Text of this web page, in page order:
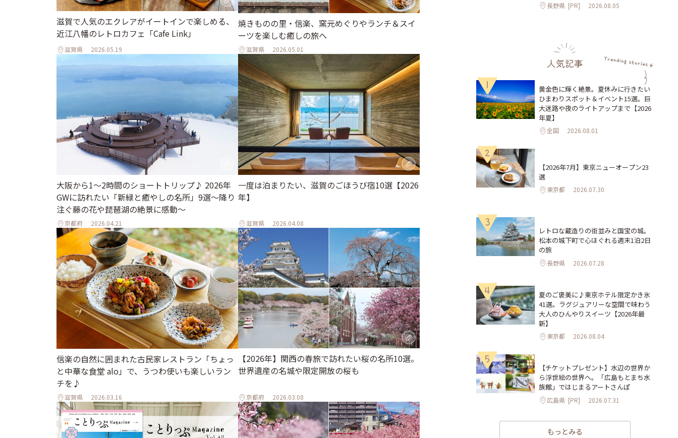
滋賀で人気のエクレアがイートインで楽しめる、
近江八幡のレトロカフェ「Cafe Link」
滋賀県 2026.05.19
焼きものの里・信楽、窯元めぐりやランチ＆スイ
ーツを楽しむ癒しの旅へ
滋賀県 2026.05.01
大阪から1〜2時間のショートトリップ♪ 2026年
GWに訪れたい「新緑と癒やしの名所」9選～降り
注ぐ藤の花や琵琶湖の絶景に感動～
京都府 2026.04.21
一度は泊まりたい、滋賀のごほうび宿10選【2026
年】
滋賀県 2026.04.08
信楽の自然に囲まれた古民家レストラン「ちょっ
と中華な食堂 alo」で、うつわ使いも楽しいラン
チを♪
滋賀県 2026.03.16
【2026年】関西の春旅で訪れたい桜の名所10選。
世界遺産の名城や限定開放の桜も
京都府 2026.03.08
長野県 [PR] 2026.08.05
人気記事
1
黄金色に輝く絶景。夏休みに行きたい
ひまわりスポット＆イベント15選。巨
大迷路や夜のライトアップまで【2026
年夏】
全国 2026.08.01
2
【2026年7月】東京ニューオープン23
選
東京都 2026.07.30
3
レトロな蔵造りの街並みと国宝の城。
松本の城下町で心ほぐれる週末1泊2日
の旅
長野県 2026.07.28
4
夏のご褒美に♪東京ホテル限定かき氷
41選。ラグジュアリーな空間で味わう
大人のひんやりスイーツ【2026年最
新】
東京都 2026.08.04
5
【チケットプレゼント】水辺の世界か
ら浮世絵の世界へ。「広島もとまち水
族館」ではじまるアートさんぽ
広島県 [PR] 2026.07.31
もっとみる